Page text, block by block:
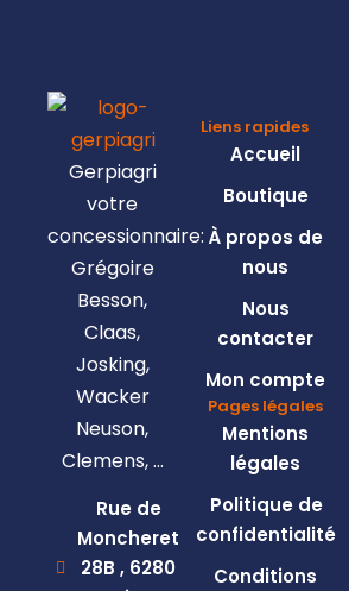
Gerpiagri
votre
concessionnaire:
Grégoire
Besson,
Claas,
Josking,
Wacker
Neuson,
Clemens, …
Rue de
Moncheret
28B , 6280
Liens rapides
Accueil
Boutique
À propos de
nous
Nous
contacter
Mon compte
Pages légales
Mentions
légales
Politique de
confidentialité
Conditions